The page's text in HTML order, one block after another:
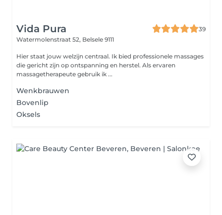
Vida Pura
39
Watermolenstraat 52, Belsele 9111
Hier staat jouw welzijn centraal. Ik bied professionele massages
die gericht zijn op ontspanning en herstel. Als ervaren
massagetherapeute gebruik ik ...
Wenkbrauwen
Bovenlip
Oksels